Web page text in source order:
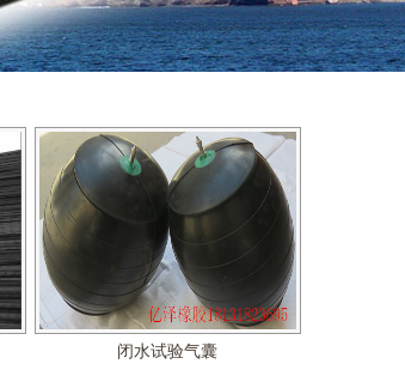
闭水试验气囊